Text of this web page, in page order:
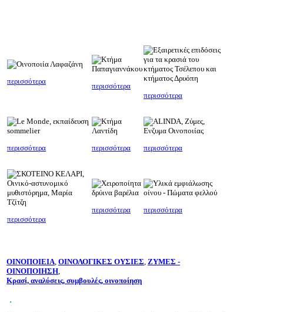
περισσότερα
περισσότερα
περισσότερα
περισσότερα περισσότερα περισσότερα
περισσότερα
περισσότερα περισσότερα
ΟΙΝΟΠΟΙΕΙΑ ΟΙΝΟΛΟΓΙΚΕΣ ΟΥΣΙΕΣ ΖΥΜΕΣ -
ΟΙΝΟΠΟΙΗΣΗ
Κρασί, αναλύσεις, συμβουλές, οινοποίηση
.